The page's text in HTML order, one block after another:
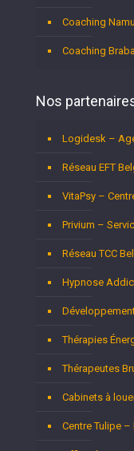
Coaching
Coaching
Nos
Logidesk –
Réseau EFT
VitaPsy –
Privium –
Réseau TCC
Hypnose
Thérapies
Thérapeutes
Cabinets à
Centre Tulipe